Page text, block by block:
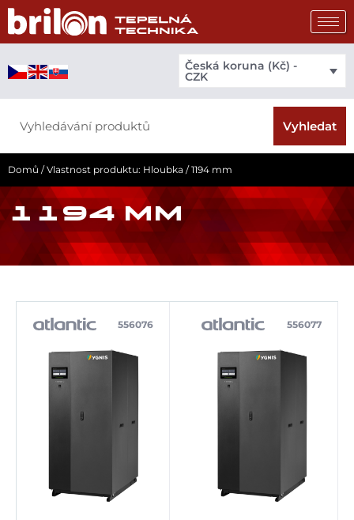
Přeskočit
obsah
Česká koruna (Kč) -
CZK
Vyhledat
Domů / Vlastnost produktu: Hloubka / 1194 mm
1194 MM
556076 556077